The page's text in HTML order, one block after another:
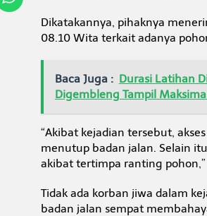
n
e
w
u
n
u
k
n
Dikatakannya, pihaknya
08.10 Wita terkait adanya
Baca Juga : Durasi Latihan
Digembleng Tampil
“Akibat kejadian tersebut,
menutup badan jalan. Selain
akibat tertimpa ranting
Tidak ada korban jiwa dalam
badan jalan sempat